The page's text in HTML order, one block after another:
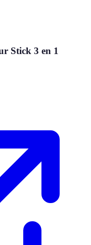
Stick 3 en 1